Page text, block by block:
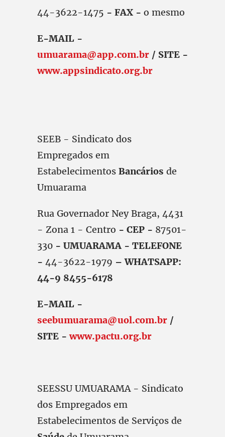
44-3622-1475 - FAX - o mesmo
E-MAIL -
umuarama@app.com.br / SITE -
www.appsindicato.org.br
SEEB - Sindicato dos
Empregados em
Estabelecimentos Bancários de
Umuarama
Rua Governador Ney Braga, 4431
- Zona 1 - Centro - CEP - 87501-
330 - UMUARAMA - TELEFONE
- 44-3622-1979 – WHATSAPP:
44-9 8455-6178
E-MAIL -
seebumuarama@uol.com.br /
SITE -www.pactu.org.br
SEESSU UMUARAMA - Sindicato
dos Empregados em
Estabelecimentos de Serviços de